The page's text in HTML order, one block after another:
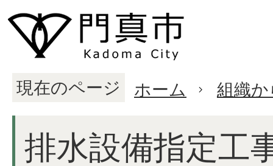
現在のページ ホーム 組織
排水設備指定工